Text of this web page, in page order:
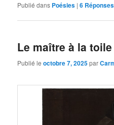
Publié dans Poésies |6 Réponses
Le maître à la
Publié leoctobre 7, 2025par